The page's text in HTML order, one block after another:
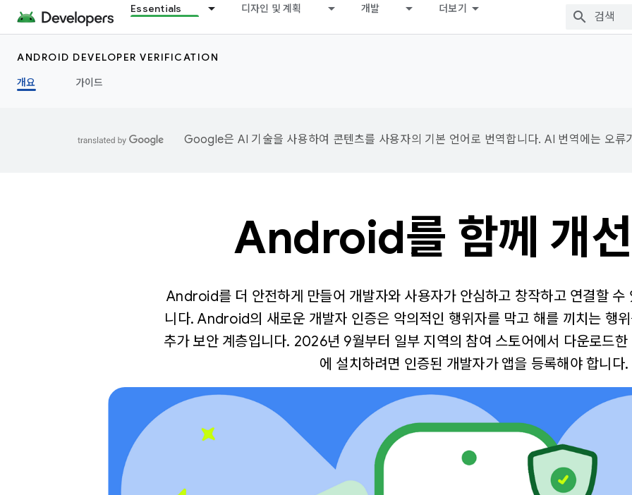
Essentials 디자인 및 계획 개발 더보기
ANDROID DEVELOPER VERIFICATION
개요
가이드
Google은 AI 기술을 사용하여 콘텐츠를 사용자의 기본 언어로 번역합니다. AI 번역에는 오류
Android를 함께 개
Android를 더 안전하게 만들어 개발자와 사용자가 안심하고 창작하고 연결할 수
니다. Android의 새로운 개발자 인증은 악의적인 행위자를 막고 해를 끼치는 행
추가 보안 계층입니다. 2026년 9월부터 일부 지역의 참여 스토어에서 다운로드
에 설치하려면 인증된 개발자가 앱을 등록해야 합니다.